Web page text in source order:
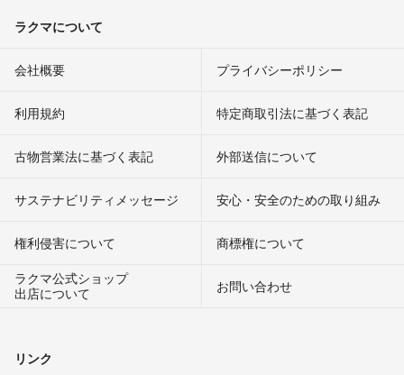
ラクマについて
会社概要 プライバシーポリシー
利用規約 特定商取引法に基づく表記
古物営業法に基づく表記 外部送信について
サステナビリティメッセージ 安心・安全のための取り組み
権利侵害について
商標権について
ラクマ公式ショップ
出店について
お問い合わせ
リンク